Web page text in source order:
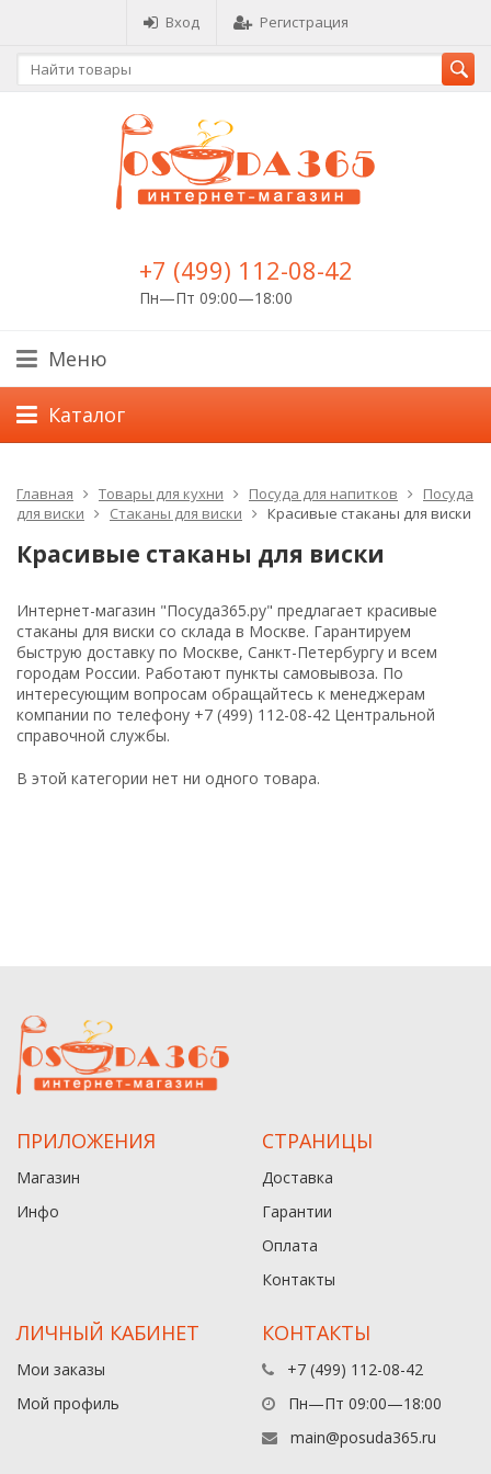
Вход Регистрация
+7 (499) 112-08-42
Пн—Пт 09:00—18:00
Меню
Каталог
Главная Товары для кухни Посуда для напитков
Посуда
для виски
Стаканы для виски Красивые стаканы для виски
Красивые стаканы для виски
Интернет-магазин "Посуда365.ру" предлагает красивые
стаканы для виски со склада в Москве. Гарантируем
быструю доставку по Москве, Санкт-Петербургу и всем
городам России. Работают пункты самовывоза. По
интересующим вопросам обращайтесь к менеджерам
компании по телефону +7 (499) 112-08-42 Центральной
справочной службы.
В этой категории нет ни одного товара.
ПРИЛОЖЕНИЯ
Магазин
Инфо
СТРАНИЦЫ
Доставка
Гарантии
Оплата
Контакты
ЛИЧНЫЙ КАБИНЕТ
Мои заказы
Мой профиль
КОНТАКТЫ
+7 (499) 112-08-42
Пн—Пт 09:00—18:00
main@posuda365.ru